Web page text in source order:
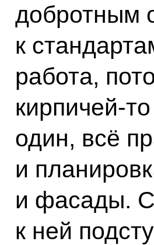
добротным
к
работа,
кирпичей-
один, всё
и
и фасады.
к ней